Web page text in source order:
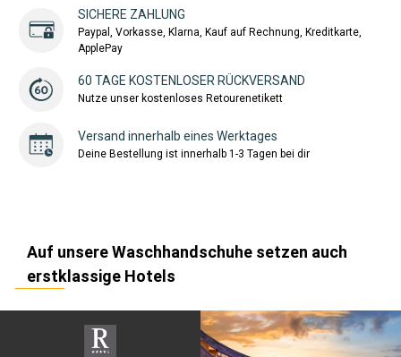
SICHERE ZAHLUNG
Paypal, Vorkasse, Klarna, Kauf auf Rechnung, Kreditkarte,
ApplePay
60 TAGE KOSTENLOSER RÜCKVERSAND
Nutze unser kostenloses Retourenetikett
Versand innerhalb eines Werktages
Deine Bestellung ist innerhalb 1-3 Tagen bei dir
Auf unsere Waschhandschuhe setzen auch
erstklassige Hotels